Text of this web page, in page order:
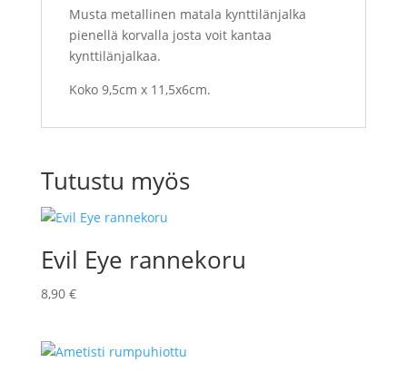
Musta metallinen matala kynttilänjalka
pienellä korvalla josta voit kantaa
kynttilänjalkaa.
Koko 9,5cm x 11,5x6cm.
Tutustu myös
Evil Eye rannekoru
8,90 €